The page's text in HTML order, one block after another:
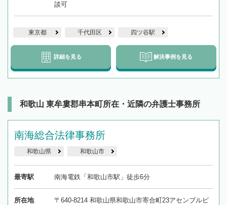
談可
東京都 千代田区 四ツ谷駅
詳細を見る 解決事例を見る
和歌山 東牟婁郡串本町所在・近隣の弁護士事務所
南海総合法律事務所
和歌山県 和歌山市
最寄駅 南海電鉄「和歌山市駅」徒歩6分
所在地
〒640-8214 和歌山県和歌山市寄合町23アセンブルビ